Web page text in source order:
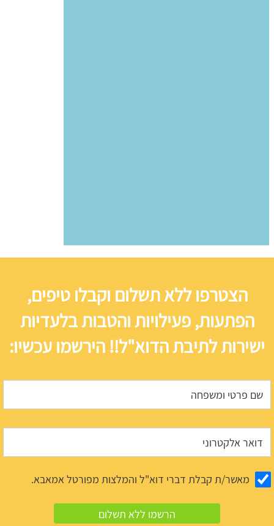
הצטרפו ללא תשלום וקבלו טיפים,
הפתעות, פעילויות והטבות בלעדיות
ישירות לתיבת הדוא"ל!! הירשמו עכשיו:
מאשר/ת קבלת דברי דוא"ל והמלצות מפורטל אמאבא.